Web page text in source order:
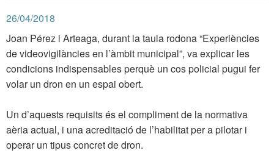
26/04/2018
Joan Pérez i Arteaga, durant la taula rodona “Experiències
de videovigilàncies en l’àmbit municipal”, va explicar les
condicions indispensables perquè un cos policial pugui fer
volar un dron en un espai obert.
Un d’aquests requisits és el compliment de la normativa
aèria actual, i una acreditació de l’habilitat per a pilotar i
operar un tipus concret de dron.